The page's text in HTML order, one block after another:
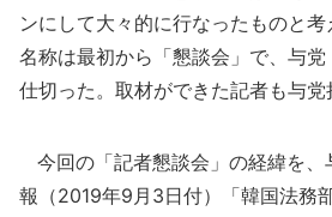
ンにして大々的に行なったものと考
名称は最初から「懇談会」で、与
仕切った。取材ができた記者も与党
今回の「記者懇談会」の経緯を、
報（2019年9月3日付）「韓国法務